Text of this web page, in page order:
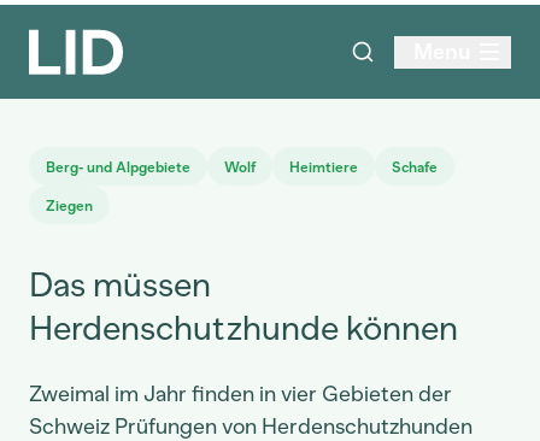
Berg- und Alpgebiete Wolf Heimtiere Schafe
Ziegen
Das müssen
Herdenschutzhunde können
Zweimal im Jahr finden in vier Gebieten der
Schweiz Prüfungen von Herdenschutzhunden